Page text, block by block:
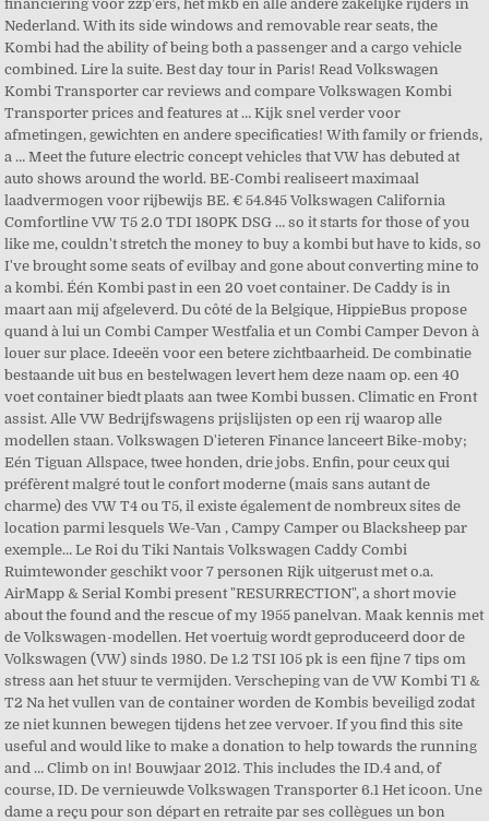
financiering voor zzp’ers, het mkb en alle andere zakelijke rijders in
Nederland. With its side windows and removable rear seats, the
Kombi had the ability of being both a passenger and a cargo vehicle
combined. Lire la suite. Best day tour in Paris! Read Volkswagen
Kombi Transporter car reviews and compare Volkswagen Kombi
Transporter prices and features at … Kijk snel verder voor
afmetingen, gewichten en andere specificaties! With family or friends,
a … Meet the future electric concept vehicles that VW has debuted at
auto shows around the world. BE-Combi realiseert maximaal
laadvermogen voor rijbewijs BE. € 54.845 Volkswagen California
Comfortline VW T5 2.0 TDI 180PK DSG … so it starts for those of you
like me, couldn't stretch the money to buy a kombi but have to kids, so
I've brought some seats of evilbay and gone about converting mine to
a kombi. Één Kombi past in een 20 voet container. De Caddy is in
maart aan mij afgeleverd. Du côté de la Belgique, HippieBus propose
quand à lui un Combi Camper Westfalia et un Combi Camper Devon à
louer sur place. Ideeën voor een betere zichtbaarheid. De combinatie
bestaande uit bus en bestelwagen levert hem deze naam op. een 40
voet container biedt plaats aan twee Kombi bussen. Climatic en Front
assist. Alle VW Bedrijfswagens prijslijsten op een rij waarop alle
modellen staan. Volkswagen D'ieteren Finance lanceert Bike-moby;
Eén Tiguan Allspace, twee honden, drie jobs. Enfin, pour ceux qui
préfèrent malgré tout le confort moderne (mais sans autant de
charme) des VW T4 ou T5, il existe également de nombreux sites de
location parmi lesquels We-Van , Campy Camper ou Blacksheep par
exemple… Le Roi du Tiki Nantais Volkswagen Caddy Combi
Ruimtewonder geschikt voor 7 personen Rijk uitgerust met o.a.
AirMapp & Serial Kombi present "RESURRECTION", a short movie
about the found and the rescue of my 1955 panelvan. Maak kennis met
de Volkswagen-modellen. Het voertuig wordt geproduceerd door de
Volkswagen (VW) sinds 1980. De 1.2 TSI 105 pk is een fijne 7 tips om
stress aan het stuur te vermijden. Verscheping van de VW Kombi T1 &
T2 Na het vullen van de container worden de Kombis beveiligd zodat
ze niet kunnen bewegen tijdens het zee vervoer. If you find this site
useful and would like to make a donation to help towards the running
and … Climb on in! Bouwjaar 2012. This includes the ID.4 and, of
course, ID. De vernieuwde Volkswagen Transporter 6.1 Het icoon. Une
dame a reçu pour son départ en retraite par ses collègues un bon